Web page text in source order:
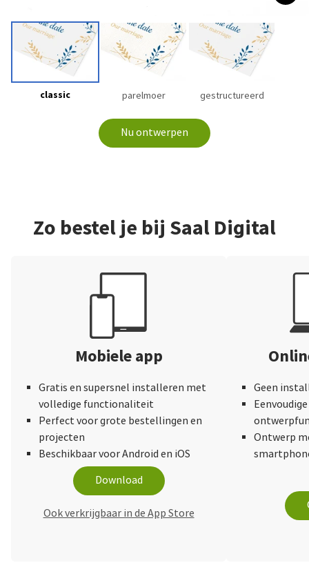
classic parelmoer gestructureerd
Nu ontwerpen
Zo bestel je bij Saal Digital
Mobiele app
Gratis en supersnel installeren met
volledige functionaliteit
Perfect voor grote bestellingen en
projecten
Beschikbaar voor Android en iOS
Download
Ook verkrijgbaar in de App Store
Geen
Ontwerp